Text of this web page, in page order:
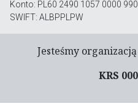
Konto: PL60 2490 1057 0000
SWIFT: ALBPPLPW
Jesteśmy
KRS